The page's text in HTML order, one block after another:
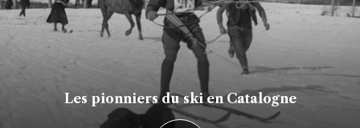
Les pionniers du ski en Catalogne